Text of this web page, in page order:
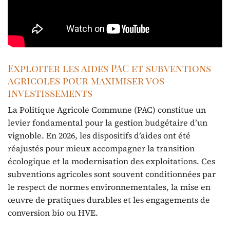
Exploiter les aides PAC et subventions
agricoles pour maximiser vos
investissements
La Politique Agricole Commune (PAC) constitue un
levier fondamental pour la gestion budgétaire d’un
vignoble. En 2026, les dispositifs d’aides ont été
réajustés pour mieux accompagner la transition
écologique et la modernisation des exploitations. Ces
subventions agricoles sont souvent conditionnées par
le respect de normes environnementales, la mise en
œuvre de pratiques durables et les engagements de
conversion bio ou HVE.